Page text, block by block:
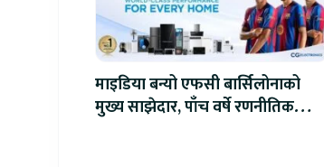
माइडिया बन्यो एफसी बार्सिलोनाको
मुख्य साझेदार, पाँच वर्षे रणनीतिक